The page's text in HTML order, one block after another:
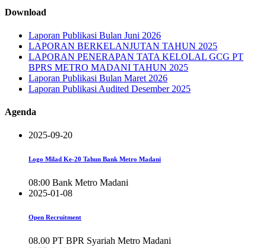
Download
Laporan Publikasi Bulan Juni 2026
LAPORAN BERKELANJUTAN TAHUN 2025
LAPORAN PENERAPAN TATA KELOLAL GCG PT
BPRS METRO MADANI TAHUN 2025
Laporan Publikasi Bulan Maret 2026
Laporan Publikasi Audited Desember 2025
Agenda
2025-09-20
Logo Milad Ke-20 Tahun Bank Metro Madani
08:00 Bank Metro Madani
2025-01-08
Open Recruitment
08.00 PT BPR Syariah Metro Madani